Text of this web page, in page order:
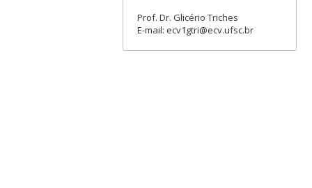
Prof. Dr. Glicério Triches
E-mail: ecv1gtri@ecv.ufsc.br